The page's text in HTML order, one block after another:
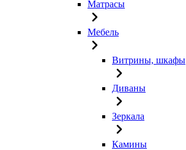
Матрасы
Мебель
Витрины, шкафы
Диваны
Зеркала
Камины